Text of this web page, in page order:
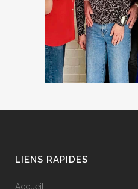
LIENS RAPIDES
Accueil